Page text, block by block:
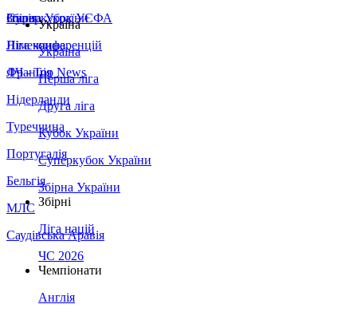
Збірна України
Італія
Німеччина
Франція
Нідерланди
Туреччина
Португалія
Бельгія
МЛС
Саудівська Аравія
Суперкубок УЄФА
Ліга конференцій
ЛЧ - Top News
Україна
Україна
Перша ліга
Друга ліга
Кубок України
Суперкубок України
Збірна України
Збірні
Ліга націй
ЧС 2026
Чемпіонати
Англія